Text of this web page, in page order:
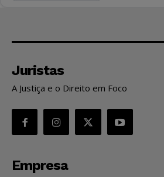
Juristas
A Justiça e o Direito em Foco
Empresa